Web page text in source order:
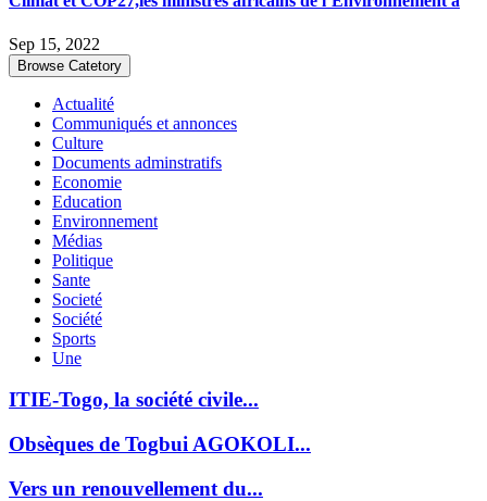
Sep 15, 2022
Browse Catetory
Actualité
Communiqués et annonces
Culture
Documents adminstratifs
Economie
Education
Environnement
Médias
Politique
Sante
Societé
Société
Sports
Une
ITIE-Togo, la société civile...
Obsèques de Togbui AGOKOLI...
Vers un renouvellement du...